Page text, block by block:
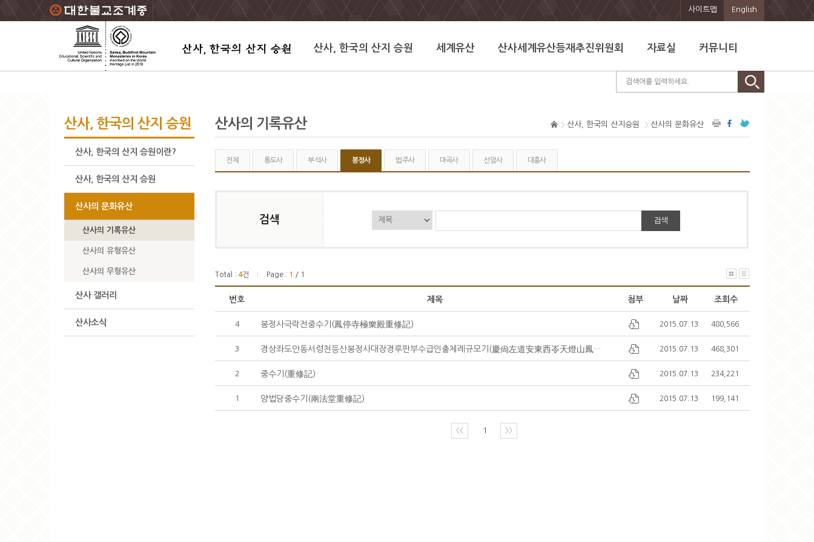
주요메뉴 바로가기
본문 바로가기
하단메뉴 바로가기 사이트맵 English
산사, 한국의 산지 승원 세계유산 산사세계유산등재추진위원회 자료실 커뮤니티
산사, 한국의 산지 승원
산사, 한국의 산지 승원이란?
산사, 한국의 산지 승원
산사의 문화유산
산사의 기록유산
산사의 유형유산
산사의 무형유산
산사 갤러리
산사소식
산사의 기록유산 산사, 한국의 산지승원 산사의 문화유산
전체 통도사 부석사 봉정사 법주사 마곡사 선암사 대흥사
검색 검색
Total : 4건 Page : 1 / 1
번호 제목 첨부 날짜 조회수
4 봉정사극락전중수기(鳳停寺極樂殿重修記) 2015.07.13 480,566
3 경상좌도안동서령천등산봉정사대장경루판부수급인출체례규모기(慶尙左道安東西岺天燈山鳳停寺大藏經鏤板部數及印出体例規模記) 2015.07.13 468,301
2 중수기(重修記) 2015.07.13 234,221
1 양법당중수기(兩法堂重修記) 2015.07.13 199,141
〈〈 1 〉〉